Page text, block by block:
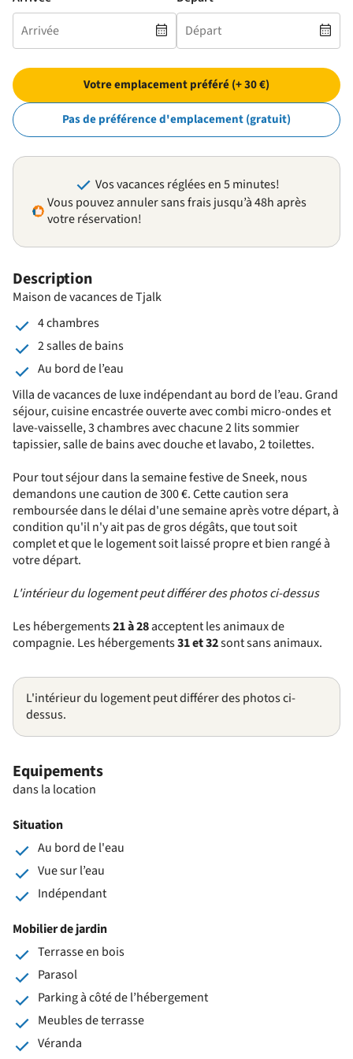
Description
Maison de vacances de Tjalk
4 chambres
2 salles de bains
Au bord de l’eau
Villa de vacances de luxe indépendant au bord de l’eau. Grand
séjour, cuisine encastrée ouverte avec combi micro-ondes et
lave-vaisselle, 3 chambres avec chacune 2 lits sommier
tapissier, salle de bains avec douche et lavabo, 2 toilettes.
Pour tout séjour dans la semaine festive de Sneek, nous
demandons une caution de 300 €. Cette caution sera
remboursée dans le délai d'une semaine après votre départ, à
condition qu'il n'y ait pas de gros dégâts, que tout soit
complet et que le logement soit laissé propre et bien rangé à
votre départ.
L'intérieur du logement peut différer des photos ci-dessus
Les hébergements21 à 28acceptent les animaux de
compagnie. Les hébergements31 et 32sont sans animaux.
L'intérieur du logement peut différer des photos ci-
dessus.
Votre emplacement préféré (+ 30 €)
Pas de préférence d'emplacement (gratuit)
Vos vacances réglées en 5 minutes!
Vous pouvez annuler sans frais jusqu’à 48h après
votre réservation!
Equipements
dans la location
Situation
Au bord de l'eau
Vue sur l’eau
Indépendant
Mobilier de jardin
Terrasse en bois
Parasol
Parking à côté de l’hébergement
Meubles de terrasse
Véranda